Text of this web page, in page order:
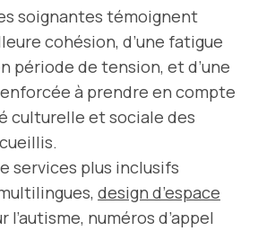
soignantes témoignent
cohésion, d’une fatigue
période de tension, et d’une
à prendre en compte
culturelle et sociale des
services plus inclusifs
design d’espace
l’autisme, numéros d’appel